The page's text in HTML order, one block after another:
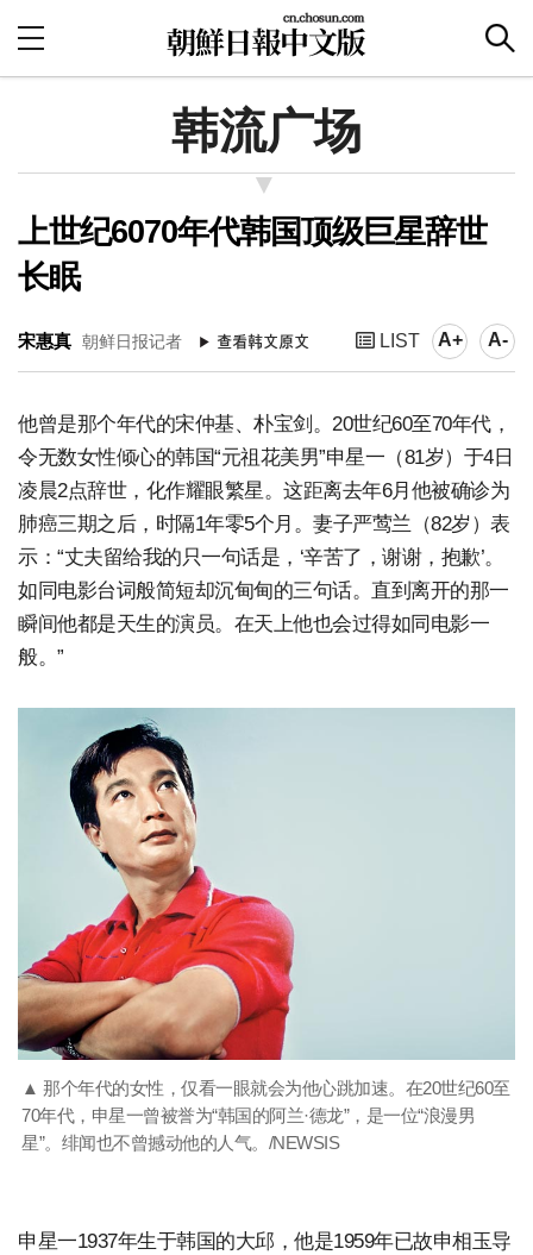
韩流广场
上世纪6070年代韩国顶级巨星辞世
长眠
宋惠真 朝鲜日报记者 LIST A+ A-
他曾是那个年代的宋仲基、朴宝剑。20世纪60至70年代，
令无数女性倾心的韩国“元祖花美男”申星一（81岁）于4日
凌晨2点辞世，化作耀眼繁星。这距离去年6月他被确诊为
肺癌三期之后，时隔1年零5个月。妻子严莺兰（82岁）表
示：“丈夫留给我的只一句话是，‘辛苦了，谢谢，抱歉’。
如同电影台词般简短却沉甸甸的三句话。直到离开的那一
瞬间他都是天生的演员。在天上他也会过得如同电影一
般。”
▲ 那个年代的女性，仅看一眼就会为他心跳加速。在20世纪60至
70年代，申星一曾被誉为“韩国的阿兰·德龙”，是一位“浪漫男
星”。绯闻也不曾撼动他的人气。/NEWSIS
申星一1937年生于韩国的大邱，他是1959年已故申相玉导